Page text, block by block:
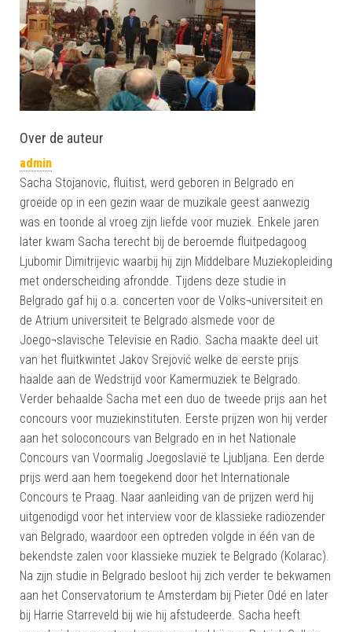
Over de auteur
admin
Sacha Stojanovic, fluitist, werd geboren in Belgrado en
groeide op in een gezin waar de muzikale geest aanwezig
was en toonde al vroeg zijn liefde voor muziek. Enkele jaren
later kwam Sacha terecht bij de beroemde fluitpedagoog
Ljubomir Dimitrijevic waarbij hij zijn Middelbare Muziekopleiding
met onderscheiding afrondde. Tijdens deze studie in
Belgrado gaf hij o.a. concerten voor de Volks¬universiteit en
de Atrium universiteit te Belgrado alsmede voor de
Joego¬slavische Televisie en Radio. Sacha maakte deel uit
van het fluitkwintet Jakov Srejović welke de eerste prijs
haalde aan de Wedstrijd voor Kamermuziek te Belgrado.
Verder behaalde Sacha met een duo de tweede prijs aan het
concours voor muziekinstituten. Eerste prijzen won hij verder
aan het soloconcours van Belgrado en in het Nationale
Concours van Voormalig Joegoslavië te Ljubljana. Een derde
prijs werd aan hem toegekend door het Internationale
Concours te Praag. Naar aanleiding van de prijzen werd hij
uitgenodigd voor het interview voor de klassieke radiozender
van Belgrado, waardoor een optreden volgde in één van de
bekendste zalen voor klassieke muziek te Belgrado (Kolarac).
Na zijn studie in Belgrado besloot hij zich verder te bekwamen
aan het Conservatorium te Amsterdam bij Pieter Odé en later
bij Harrie Starreveld bij wie hij afstudeerde. Sacha heeft